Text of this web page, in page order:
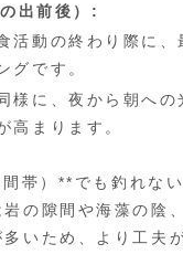
出前後）:
活動の終わり際に、
グです。
様に、夜から朝への
高まります。
帯）**でも釣れな
の隙間や海藻の陰
いため、より工夫